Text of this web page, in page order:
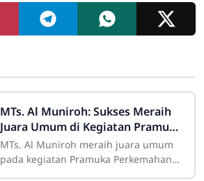
MTs. Al Muniroh: Sukses Meraih
Juara Umum di Kegiatan Pramuka
Perkemahan Besar MESRA X YPPP
Al Muniroh
MTs. Al Muniroh meraih juara umum
pada kegiatan Pramuka Perkemahan